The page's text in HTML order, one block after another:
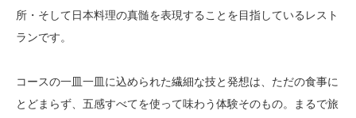
所・そして日本料理の真髄を表現することを目指しているレスト
ランです。
コースの一皿一皿に込められた繊細な技と発想は、ただの食事に
とどまらず、五感すべてを使って味わう体験そのもの。まるで旅